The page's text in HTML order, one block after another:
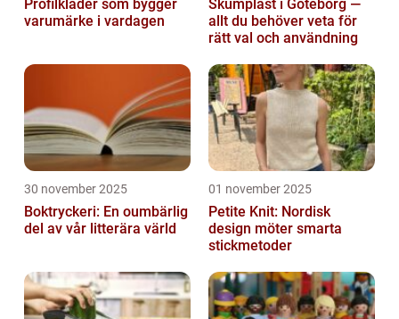
Profilkläder som bygger
varumärke i vardagen
Skumplast i Göteborg —
allt du behöver veta för
rätt val och användning
30 november 2025
Boktryckeri: En oumbärlig
del av vår litterära värld
01 november 2025
Petite Knit: Nordisk
design möter smarta
stickmetoder